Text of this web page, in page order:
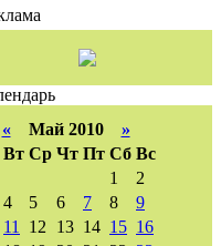
«Май 2010 »
Вт Ср Чт Пт Сб Вс
1
2
4 5 6 7 8
9
11 12 13 14 15 16